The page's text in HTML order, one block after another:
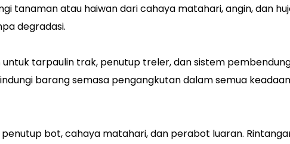
tanaman atau haiwan dari cahaya matahari, angin, dan
degradasi.
tarpaulin trak, penutup treler, dan sistem
barang semasa pengangkutan dalam semua
bot, cahaya matahari, dan perabot luaran.